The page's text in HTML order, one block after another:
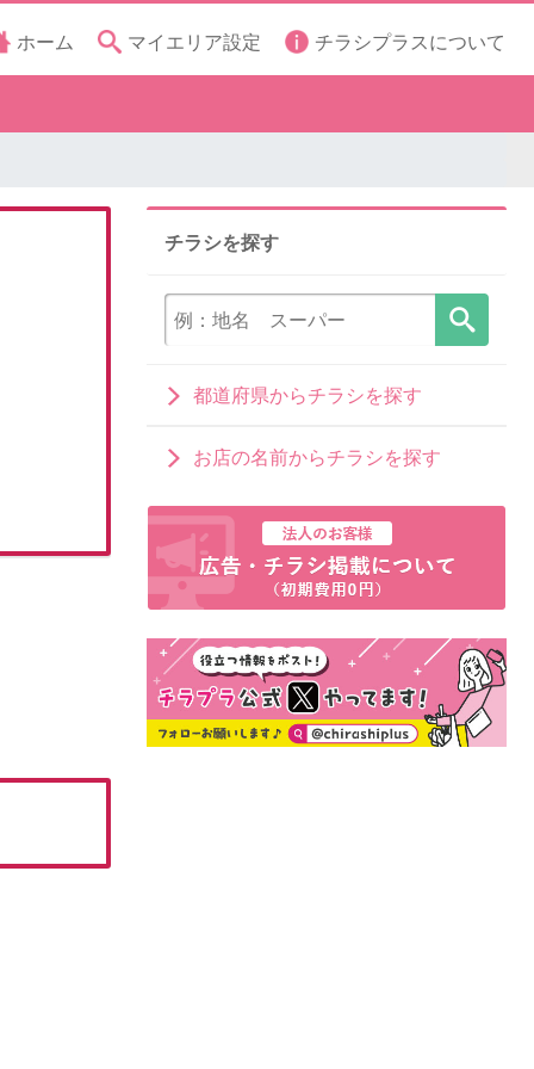
ホーム マイエリア設定 チラシプラスについて
チラシを探す
都道府県からチラシを探す
お店の名前からチラシを探す